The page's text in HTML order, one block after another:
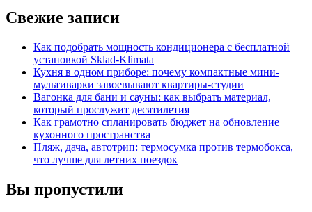
Свежие записи
Как подобрать мощность кондиционера с бесплатной
установкой Sklad-Klimata
Кухня в одном приборе: почему компактные мини-
мультиварки завоевывают квартиры-студии
Вагонка для бани и сауны: как выбрать материал,
который прослужит десятилетия
Как грамотно спланировать бюджет на обновление
кухонного пространства
Пляж, дача, автотрип: термосумка против термобокса,
что лучше для летних поездок
Вы пропустили